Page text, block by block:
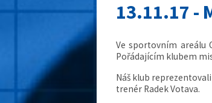
13.11.17 -
Ve sportovním areálu
Pořádajícím klubem
Náš klub
trenér Radek Votava.